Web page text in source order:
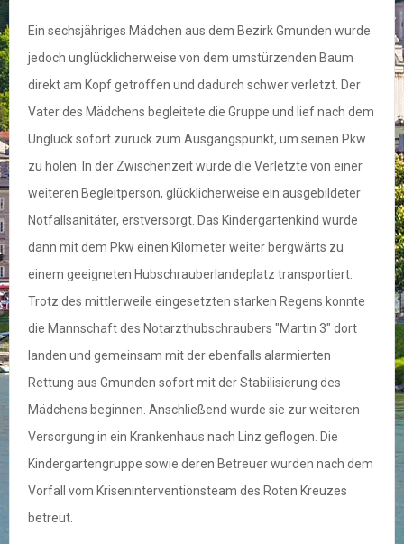
Ein sechsjähriges Mädchen aus dem Bezirk Gmunden wurde
jedoch unglücklicherweise von dem umstürzenden Baum
direkt am Kopf getroffen und dadurch schwer verletzt. Der
Vater des Mädchens begleitete die Gruppe und lief nach dem
Unglück sofort zurück zum Ausgangspunkt, um seinen Pkw
zu holen. In der Zwischenzeit wurde die Verletzte von einer
weiteren Begleitperson, glücklicherweise ein ausgebildeter
Notfallsanitäter, erstversorgt. Das Kindergartenkind wurde
dann mit dem Pkw einen Kilometer weiter bergwärts zu
einem geeigneten Hubschrauberlandeplatz transportiert.
Trotz des mittlerweile eingesetzten starken Regens konnte
die Mannschaft des Notarzthubschraubers "Martin 3" dort
landen und gemeinsam mit der ebenfalls alarmierten
Rettung aus Gmunden sofort mit der Stabilisierung des
Mädchens beginnen. Anschließend wurde sie zur weiteren
Versorgung in ein Krankenhaus nach Linz geflogen. Die
Kindergartengruppe sowie deren Betreuer wurden nach dem
Vorfall vom Kriseninterventionsteam des Roten Kreuzes
betreut.